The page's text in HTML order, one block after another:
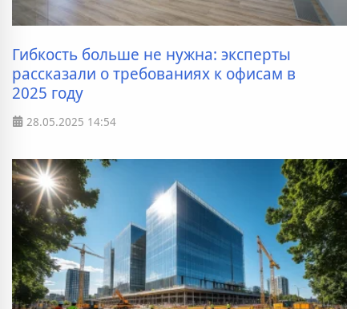
Гибкость больше не нужна: эксперты
рассказали о требованиях к офисам в
2025 году
28.05.2025 14:54